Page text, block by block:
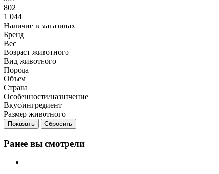
802
1 044
Наличие в магазинах
Бренд
Вес
Возраст животного
Вид животного
Порода
Объем
Страна
Особенности/назначение
Вкус/ингредиент
Размер животного
Сбросить
Ранее вы смотрели